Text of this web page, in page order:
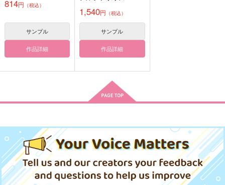
tsi
井之頭五郎
サンプル
作品詳細
気まぐれに花をもらっ
へびのたまご
サンプル
作品詳細
黒尾鉄朗×月島蛍
サンプル
作品詳細
る！
944 円（税込）
刀剣乱舞
大倶利伽羅×燭台切光忠
サンプル
燭台切光忠はカッコよ
く決めたい！
刀剣乱舞
サンプル
鬼と刀の邂逅録
専売 629円（税込）
刀剣乱舞
へし切長谷部
燭台切光忠
我妻善逸
サンプル
814円 （税込）
サンプル
作品詳細
1,540円 （税込）
サンプル
作品詳細